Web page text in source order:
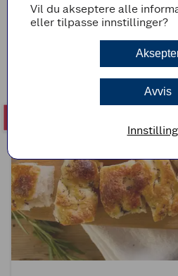
(4)
Italiensk tiramisu
Vil du akseptere alle
eller tilpasse innstillinger?
Avvis